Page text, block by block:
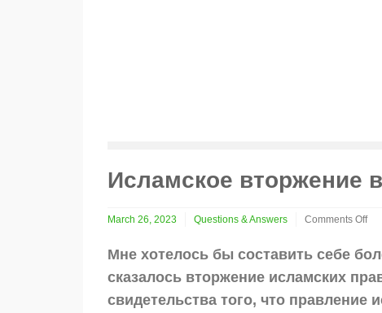
Исламское вторжение
March 26, 2023 Questions & Answers
Comments Off
Исламское
вторжение
в
Мне хотелось бы составить себе
сказалось вторжение исламских
свидетельства того, что правление